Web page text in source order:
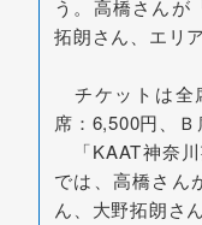
う。高橋さんが
拓朗さん、エリ
チケットは全
席：6,500円、Ｂ
「KAAT神奈
では、高橋さん
ん、大野拓朗さ